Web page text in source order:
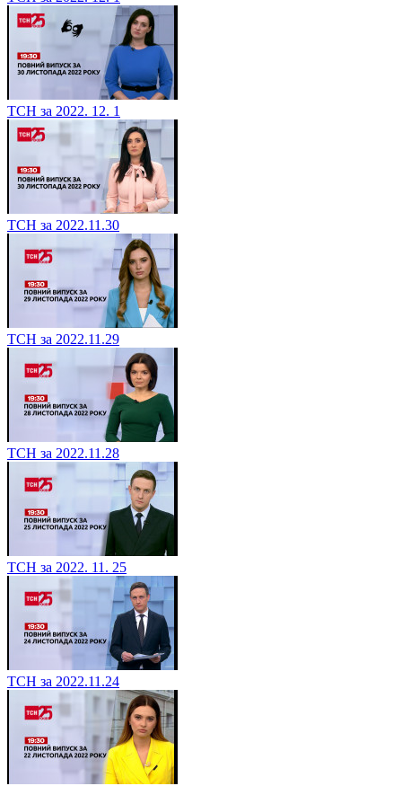
ТСН за 2022. 12. 1
ТСН за 2022.11.30
ТСН за 2022.11.29
ТСН за 2022.11.28
ТСН за 2022. 11. 25
ТСН за 2022.11.24